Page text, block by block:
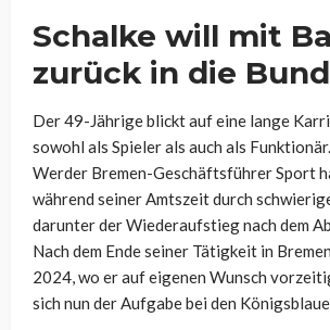
Schalke will mit
zurück in die
Der 49-Jährige blickt auf eine lange
sowohl als Spieler als auch als
Werder Bremen-Geschäftsführer Sport
während seiner Amtszeit durch
darunter der Wiederaufstieg nach dem
Nach dem Ende seiner Tätigkeit in
2024, wo er auf eigenen Wunsch
sich nun der Aufgabe bei den